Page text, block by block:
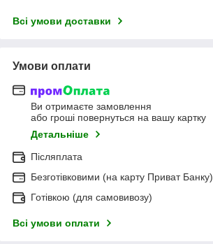
Всі умови доставки
Умови оплати
Ви отримаєте замовлення
або гроші повернуться на вашу картку
Детальніше
Післяплата
Безготівковими (на карту Приват Банку)
Готівкою (для самовивозу)
Всі умови оплати